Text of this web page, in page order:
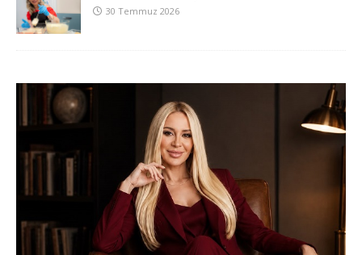
30 Temmuz 2026